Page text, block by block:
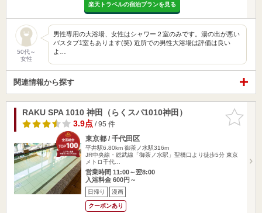
楽天トラベルの宿泊プランを見る
50代～
女性
男性専用の大浴場、女性はシャワー２室のみです。湯の出が悪い
バスタブ1室もあります(笑) 近所での男性大浴場は評価は良い
よ…
関連情報から探す
お気に入
りに追加
RAKU SPA 1010 神田（らくスパ1010神田）
3.9点/ 95 件
東京都 / 千代田区
平井駅6.80km 御茶ノ水駅316m
JR中央線・総武線「御茶ノ水駅」聖橋口より徒歩5分 東京
メトロ千代…
営業時間 11:00～翌8:00
入浴料金 600円～
日帰り 漫画
クーポンあり